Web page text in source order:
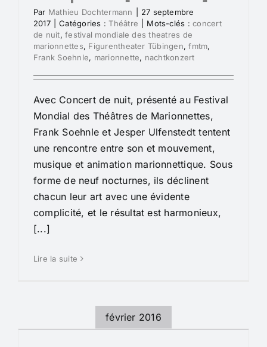
Par Mathieu Dochtermann
27 septembre
2017
Catégories :Théâtre Mots-clés :concert
de nuit,festival mondiale des theatres de
marionnettes, Figurentheater Tübingen,fmtm,
Frank Soehnle, marionnette, nachtkonzert
Avec Concert de nuit, présenté au Festival
Mondial des Théâtres de Marionnettes,
Frank Soehnle et Jesper Ulfenstedt tentent
une rencontre entre son et mouvement,
musique et animation marionnettique. Sous
forme de neuf nocturnes, ils déclinent
chacun leur art avec une évidente
complicité, et le résultat est harmonieux,
[...]
Lire la suite
février 2016